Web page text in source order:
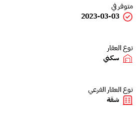
متوفر في
2023-03-03
نوع العقار
سكني
نوع العقار الفرعي
شقة